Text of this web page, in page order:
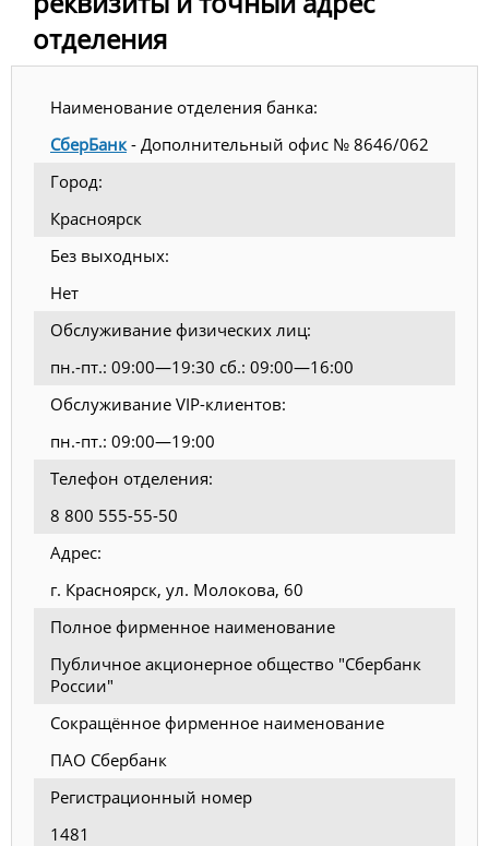
отделения
Наименование отделения банка:
СберБанк - Дополнительный офис № 8646/062
Город:
Красноярск
Без выходных:
Нет
Обслуживание физических лиц:
пн.-пт.: 09:00—19:30 сб.: 09:00—16:00
Обслуживание VIP-клиентов:
пн.-пт.: 09:00—19:00
Телефон отделения:
8 800 555-55-50
Адрес:
г. Красноярск, ул. Молокова, 60
Полное фирменное наименование
Публичное акционерное общество "Сбербанк
России"
Сокращённое фирменное наименование
ПАО Сбербанк
Регистрационный номер
1481